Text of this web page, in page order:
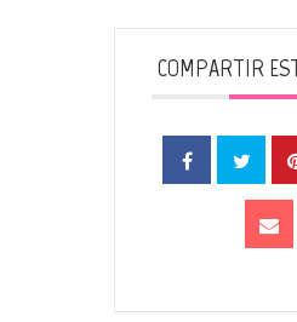
COMPARTIR